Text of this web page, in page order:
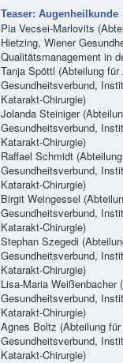
Teaser: Augenheilkunde
Pia Vecsei-Marlovits
Hietzing, Wiener
Qualitätsmanagement in
Tanja Spöttl (Abteilung
Gesundheitsverbund,
Katarakt-Chirurgie)
Jolanda Steiniger
Gesundheitsverbund,
Katarakt-Chirurgie)
Raffael Schmidt
Gesundheitsverbund,
Katarakt-Chirurgie)
Birgit Weingessel
Gesundheitsverbund,
Katarakt-Chirurgie)
Stephan Szegedi
Gesundheitsverbund,
Katarakt-Chirurgie)
Lisa-Maria
Gesundheitsverbund,
Katarakt-Chirurgie)
Agnes Boltz (Abteilung
Gesundheitsverbund,
Katarakt-Chirurgie)